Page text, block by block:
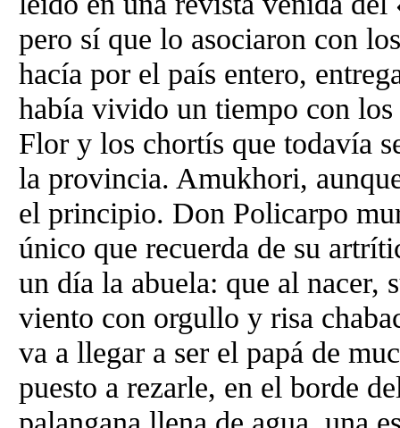
pero sí que lo asociaron con
hacía por el país entero,
había vivido un tiempo con
Flor y los chortís que todavía
la provincia. Amukhori,
el principio. Don Policarpo
único que recuerda de su
un día la abuela: que al nacer,
viento con orgullo y risa
va a llegar a ser el papá de
puesto a rezarle, en el borde